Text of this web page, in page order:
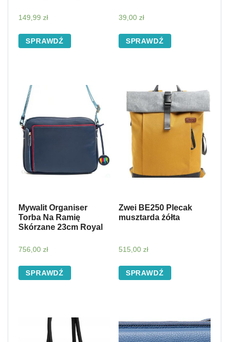
149,99 zł
SPRAWDŹ
39,00 zł
SPRAWDŹ
Mywalit Organiser
Torba Na Ramię
Skórzane 23cm Royal
756,00 zł
SPRAWDŹ
Zwei BE250 Plecak
musztarda żółta
515,00 zł
SPRAWDŹ